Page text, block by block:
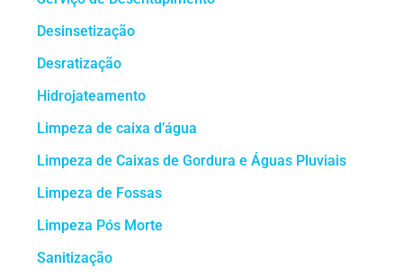
Desinsetização
Desratização
Hidrojateamento
Limpeza de caixa d’água
Limpeza de Caixas de Gordura e Águas Pluviais
Limpeza de Fossas
Limpeza Pós Morte
Sanitização